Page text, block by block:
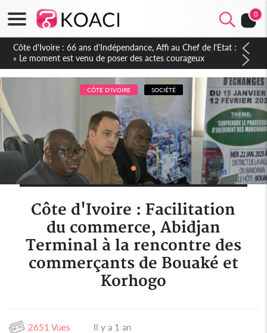
0
Côte d'Ivoire-Burkina : La CCI-BF désire instaurer un échange
constant avec Abidjan pour favoriser l'amélioration continue
de leurs liens avec la plateforme portuaire
CÔTE D'IVOIRE SOCIÉTÉ
Côte d'Ivoire : Facilitation
du commerce, Abidjan
Terminal à la rencontre des
commerçants de Bouaké et
Korhogo
2651 Vues Il y a 1 an